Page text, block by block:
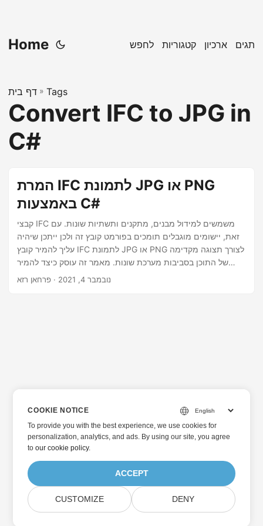
Home לחפש קטגוריות ארכיון תגים
דף בית » Tags
Convert IFC to JPG in
C#
המרת IFC לתמונת JPG או PNG
באמצעות C#
קבצי IFC משמשים למידול מבנים, מתקנים ותשתיות שונות. עם
זאת, יישומים מוגבלים תומכים בפורמט קובץ זה ולכן ייתכן שיהיה
עליך להמיר קובץ IFC לתמונת JPG או PNG לצורך תצוגה מקדימה
של התוכן בסביבות מערכת שונות. מאמר זה עוסק כיצד להמיר
נובמבר 4, 2021 · פרחאן רזא
COOKIE NOTICE
To provide you with the best experience, we use cookies for
personalization, analytics, and ads. By using our site, you agree
toour cookie policy.
ACCEPT
CUSTOMIZE DENY